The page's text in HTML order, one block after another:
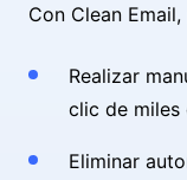
Con Clean
Realizar
clic de miles
Eliminar